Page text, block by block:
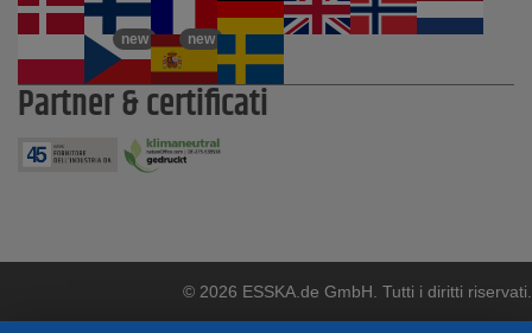
new new
Partner & certificati
© 2026 ESSKA.de GmbH. Tutti i diritti riservati.